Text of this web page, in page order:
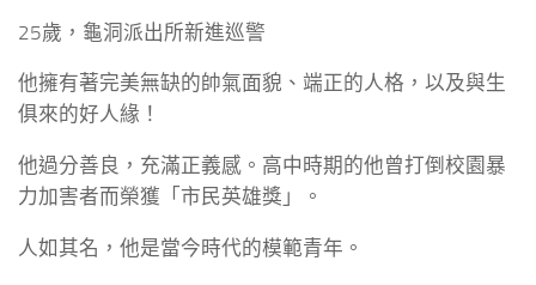
25歲，龜洞派出所新進巡警
他擁有著完美無缺的帥氣面貌、端正的人格，以及與生
俱來的好人緣！
他過分善良，充滿正義感。高中時期的他曾打倒校園暴
力加害者而榮獲「市民英雄獎」。
人如其名，他是當今時代的模範青年。